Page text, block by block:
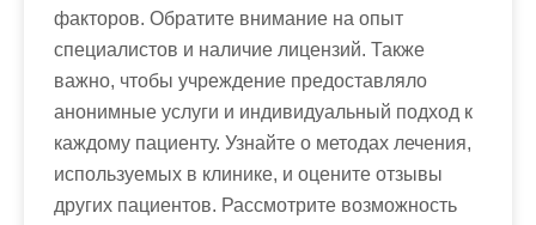
факторов. Обратите внимание на опыт
специалистов и наличие лицензий. Также
важно, чтобы учреждение предоставляло
анонимные услуги и индивидуальный подход к
каждому пациенту. Узнайте о методах лечения,
используемых в клинике, и оцените отзывы
других пациентов. Рассмотрите возможность